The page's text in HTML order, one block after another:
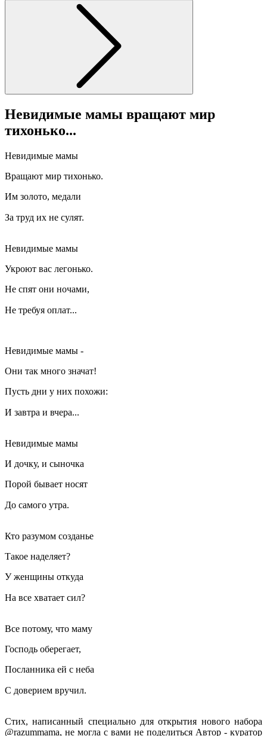
Невидимые мамы вращают мир
тихонько...
Невидимые мамы
Вращают мир тихонько.
Им золото, медали
За труд их не сулят. ⠀
Невидимые мамы
Укроют вас легонько.
Не спят они ночами,
Не требуя оплат... ⠀
Невидимые мамы -
Они так много значат!
Пусть дни у них похожи:
И завтра и вчера... ⠀
Невидимые мамы
И дочку, и сыночка
Порой бывает носят
До самого утра. ⠀
Кто разумом созданье
Такое наделяет?
У женщины откуда
На все хватает сил? ⠀
Все потому, что маму
Господь оберегает,
Посланника ей с неба
С доверием вручил. ⠀
Стих, написанный специально для открытия нового набора
@razummama, не могла с вами не поделиться Автор - куратор